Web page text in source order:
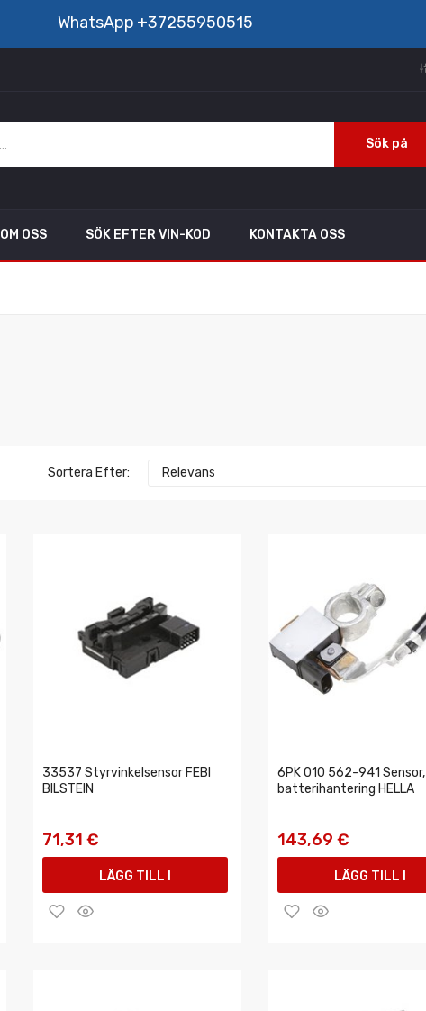
WhatsApp +37255950515
Sök på
OM OSS SÖK EFTER VIN-KOD KONTAKTA OSS
Sortera Efter: Relevans
33537 Styrvinkelsensor FEBI
BILSTEIN
71,31 €
LÄGG TILL I
VARUKORGEN
6PK 010 562-941 Sensor,
batterihantering HELLA
143,69 €
LÄGG TILL I
VARUKORGEN